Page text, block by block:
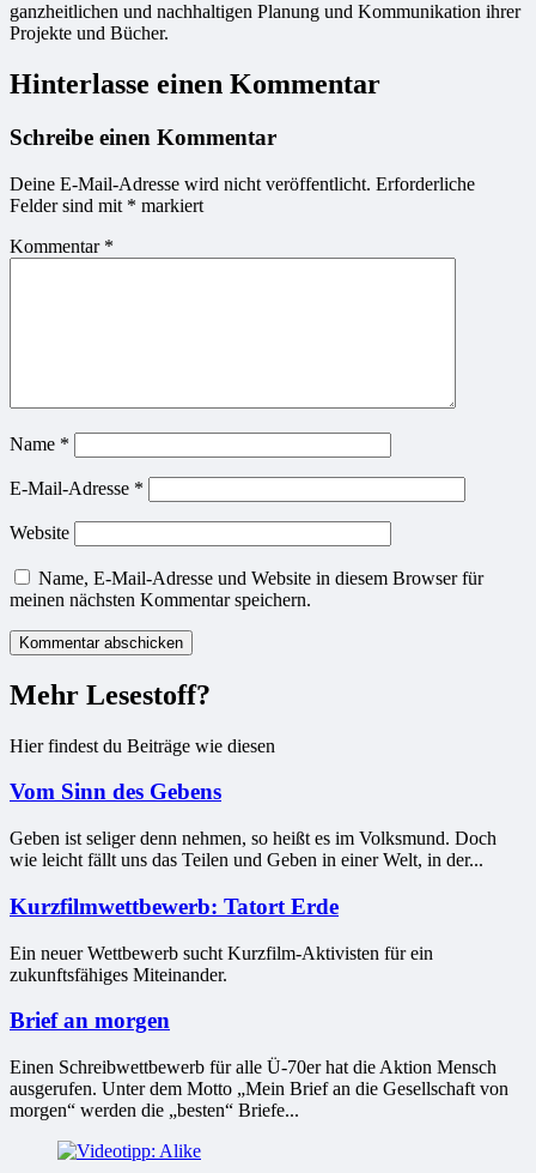
ganzheitlichen und nachhaltigen Planung und Kommunikation ihrer
Projekte und Bücher.
Hinterlasse einen Kommentar
Schreibe einen Kommentar
Deine E-Mail-Adresse wird nicht veröffentlicht. Erforderliche
Felder sind mit * markiert
Kommentar *
Name *
E-Mail-Adresse *
Website
Name, E-Mail-Adresse und Website in diesem Browser für
meinen nächsten Kommentar speichern.
Mehr Lesestoff?
Hier findest du Beiträge wie diesen
Vom Sinn des Gebens
Geben ist seliger denn nehmen, so heißt es im Volksmund. Doch
wie leicht fällt uns das Teilen und Geben in einer Welt, in der...
Kurzfilmwettbewerb: Tatort Erde
Ein neuer Wettbewerb sucht Kurzfilm-Aktivisten für ein
zukunftsfähiges Miteinander.
Brief an morgen
Einen Schreibwettbewerb für alle Ü-70er hat die Aktion Mensch
ausgerufen. Unter dem Motto „Mein Brief an die Gesellschaft von
morgen“ werden die „besten“ Briefe...